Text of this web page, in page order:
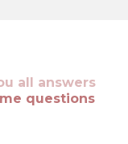
all answers
questions